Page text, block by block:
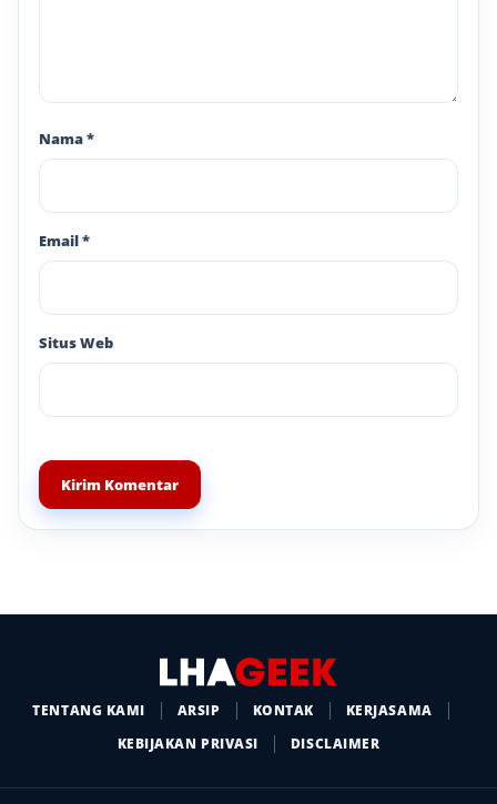
Nama*
Email*
Situs Web
TENTANG KAMI ARSIP KONTAK
KERJASAMA
KEBIJAKAN PRIVASI
DISCLAIMER